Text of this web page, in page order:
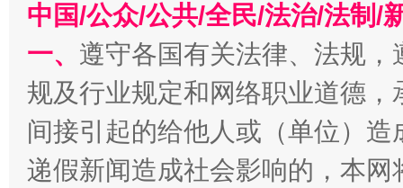
千年窑火 生生不息 一
中国/公众/公共/全民/法治/法制/
一、 遵守各国有关法律、法规
规及行业规定和网络职业道德
间接引起的给他人或（单位）
递假新闻造成社会影响的，本